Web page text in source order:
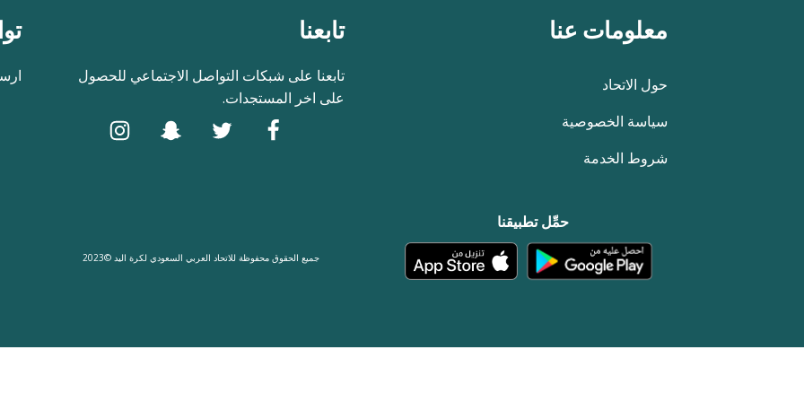
معلومات عنا
حول الاتحاد
سياسة الخصوصية
شروط الخدمة
تابعنا
تابعنا على شبكات التواصل الاجتماعي للحصول
على اخر المستجدات.
حمِّل تطبيقنا
جميع الحقوق محفوظة للاتحاد العربي السعودي لكرة اليد ©2023